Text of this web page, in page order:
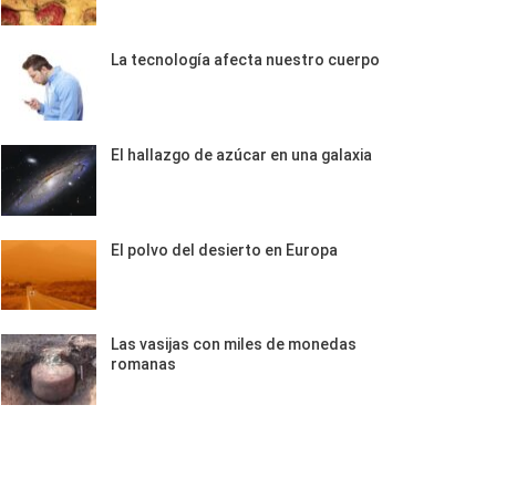
La tecnología afecta nuestro cuerpo
El hallazgo de azúcar en una galaxia
El polvo del desierto en Europa
Las vasijas con miles de monedas
romanas